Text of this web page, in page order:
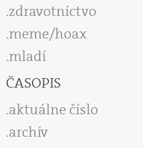
zdravotníctvo
meme/hoax
mladí
ČASOPIS
aktuálne číslo
archív